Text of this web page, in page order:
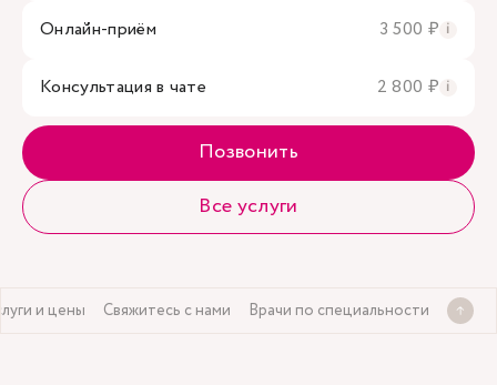
Онлайн-приём 3 500 ₽ i
Консультация в чате 2 800 ₽ i
Позвонить
Все услуги
и цены Свяжитесь с нами Врачи по специальности